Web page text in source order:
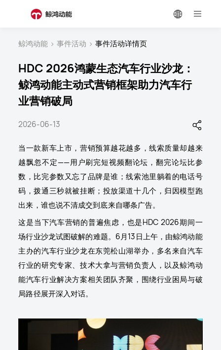
鲸鸿动能 > 事件活动 > 事件活动详情页
HDC 2026鸿蒙生态汽车行业沙龙：
鲸鸿动能主动式营销框架助力汽车行
业营销破局
2026-06-13
当一款新车上市，营销预算越花越多，线索质量却越来
越飘忽不定——用户刷完短视频翻论坛，翻完论坛比参
数，比完参数又忘了品牌是谁；线索池里躺着的电话号
码，拨通三秒就被挂断；投放渠道十几个，归因模型跑
出来，谁也说不清成交到底来自哪条广告。
这是当下汽车营销的普遍焦虑，也是HDC 2026期间一
场行业沙龙试图破解的难题。6月13日上午，由鲸鸿动能
主办的汽车行业沙龙在东莞松山湖举办，多名来自汽车
行业的研究专家、技术大拿与营销负责人，以及鲸鸿动
能汽车行业解决方案相关团队齐聚，围绕行业困局与破
局路径展开深入对话。